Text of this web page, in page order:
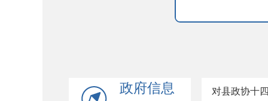
政府信息
对县政协十